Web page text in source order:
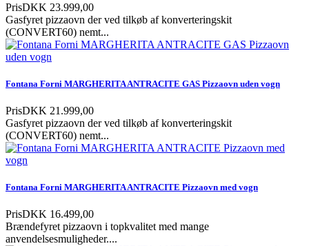
PrisDKK 23.999,00
Gasfyret pizzaovn der ved tilkøb af konverteringskit
(CONVERT60) nemt...
Fontana Forni MARGHERITA ANTRACITE GAS Pizzaovn uden vogn
PrisDKK 21.999,00
Gasfyret pizzaovn der ved tilkøb af konverteringskit
(CONVERT60) nemt...
Fontana Forni MARGHERITA ANTRACITE Pizzaovn med vogn
PrisDKK 16.499,00
Brændefyret pizzaovn i topkvalitet med mange
anvendelsesmuligheder....